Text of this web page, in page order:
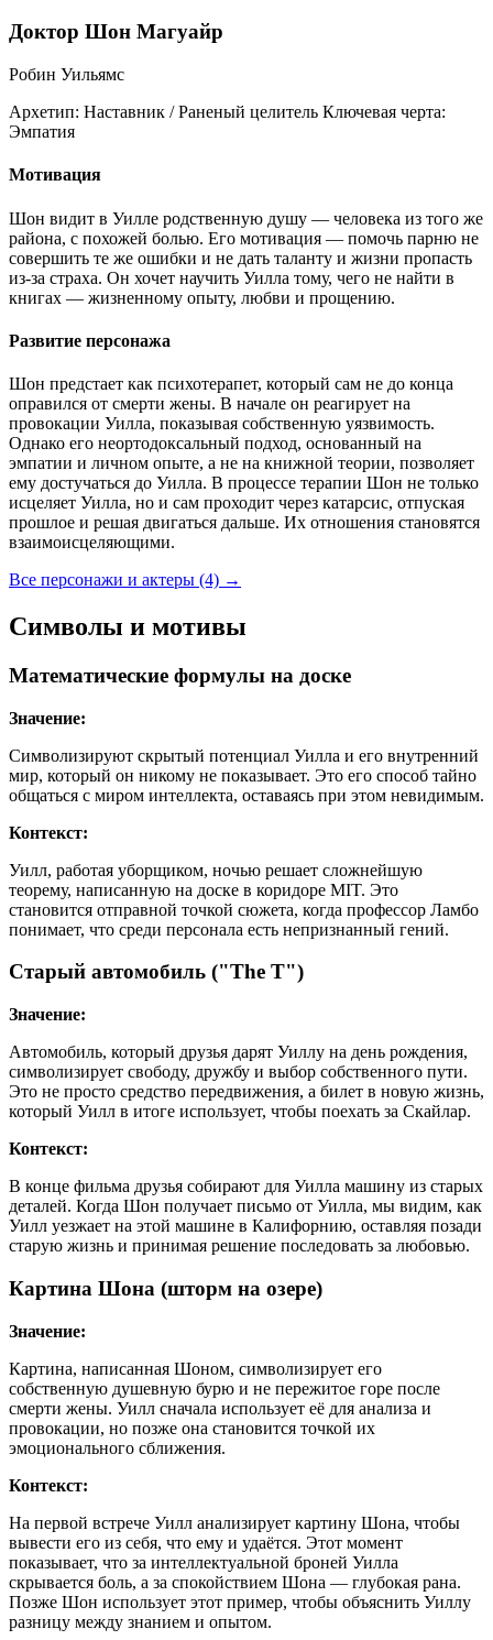
Доктор Шон Магуайр
Робин Уильямс
Архетип: Наставник / Раненый целитель Ключевая черта:
Эмпатия
Мотивация
Шон видит в Уилле родственную душу — человека из того же
района, с похожей болью. Его мотивация — помочь парню не
совершить те же ошибки и не дать таланту и жизни пропасть
из-за страха. Он хочет научить Уилла тому, чего не найти в
книгах — жизненному опыту, любви и прощению.
Развитие персонажа
Шон предстает как психотерапет, который сам не до конца
оправился от смерти жены. В начале он реагирует на
провокации Уилла, показывая собственную уязвимость.
Однако его неортодоксальный подход, основанный на
эмпатии и личном опыте, а не на книжной теории, позволяет
ему достучаться до Уилла. В процессе терапии Шон не только
исцеляет Уилла, но и сам проходит через катарсис, отпуская
прошлое и решая двигаться дальше. Их отношения становятся
взаимоисцеляющими.
Все персонажи и актеры (4) →
Символы и мотивы
Математические формулы на доске
Значение:
Символизируют скрытый потенциал Уилла и его внутренний
мир, который он никому не показывает. Это его способ тайно
общаться с миром интеллекта, оставаясь при этом невидимым.
Контекст:
Уилл, работая уборщиком, ночью решает сложнейшую
теорему, написанную на доске в коридоре MIT. Это
становится отправной точкой сюжета, когда профессор Ламбо
понимает, что среди персонала есть непризнанный гений.
Старый автомобиль ("The T")
Значение:
Автомобиль, который друзья дарят Уиллу на день рождения,
символизирует свободу, дружбу и выбор собственного пути.
Это не просто средство передвижения, а билет в новую жизнь,
который Уилл в итоге использует, чтобы поехать за Скайлар.
Контекст:
В конце фильма друзья собирают для Уилла машину из старых
деталей. Когда Шон получает письмо от Уилла, мы видим, как
Уилл уезжает на этой машине в Калифорнию, оставляя позади
старую жизнь и принимая решение последовать за любовью.
Картина Шона (шторм на озере)
Значение:
Картина, написанная Шоном, символизирует его
собственную душевную бурю и не пережитое горе после
смерти жены. Уилл сначала использует её для анализа и
провокации, но позже она становится точкой их
эмоционального сближения.
Контекст:
На первой встрече Уилл анализирует картину Шона, чтобы
вывести его из себя, что ему и удаётся. Этот момент
показывает, что за интеллектуальной броней Уилла
скрывается боль, а за спокойствием Шона — глубокая рана.
Позже Шон использует этот пример, чтобы объяснить Уиллу
разницу между знанием и опытом.